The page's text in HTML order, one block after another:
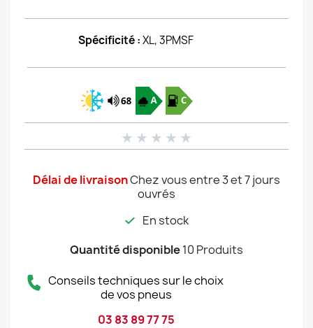
Spécificité :XL, 3PMSF
★ ★ ★ ★ ★
Délai de livraisonChez vous entre 3 et 7 jours
ouvrés
En stock
Quantité disponible10 Produits
Conseils techniques sur le choix
de vos pneus
03 83 89 77 75